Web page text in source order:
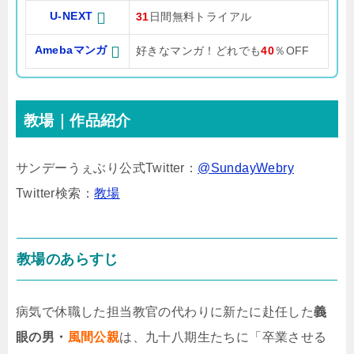
U-NEXT 31 日間無料トライアル
Amebaマンガ 好きなマンガ！どれでも40％OFF
教場｜作品紹介
サンデーうぇぶり公式Twitter： @SundayWebry
Twitter検索： 教場
教場のあらすじ
病気で休職した担当教官の代わりに新たに赴任した義
眼の男・ 風間公親は、九十八期生たちに「卒業させる